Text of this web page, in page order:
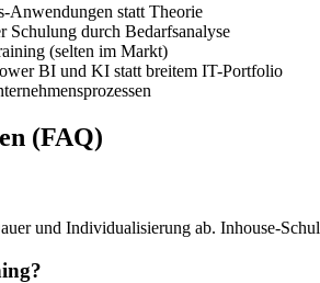
Anwendungen statt Theorie
Schulung durch Bedarfsanalyse
(selten im Markt)
BI und KI statt breitem IT-Portfolio
(FAQ)
und Individualisierung ab. Inhouse-